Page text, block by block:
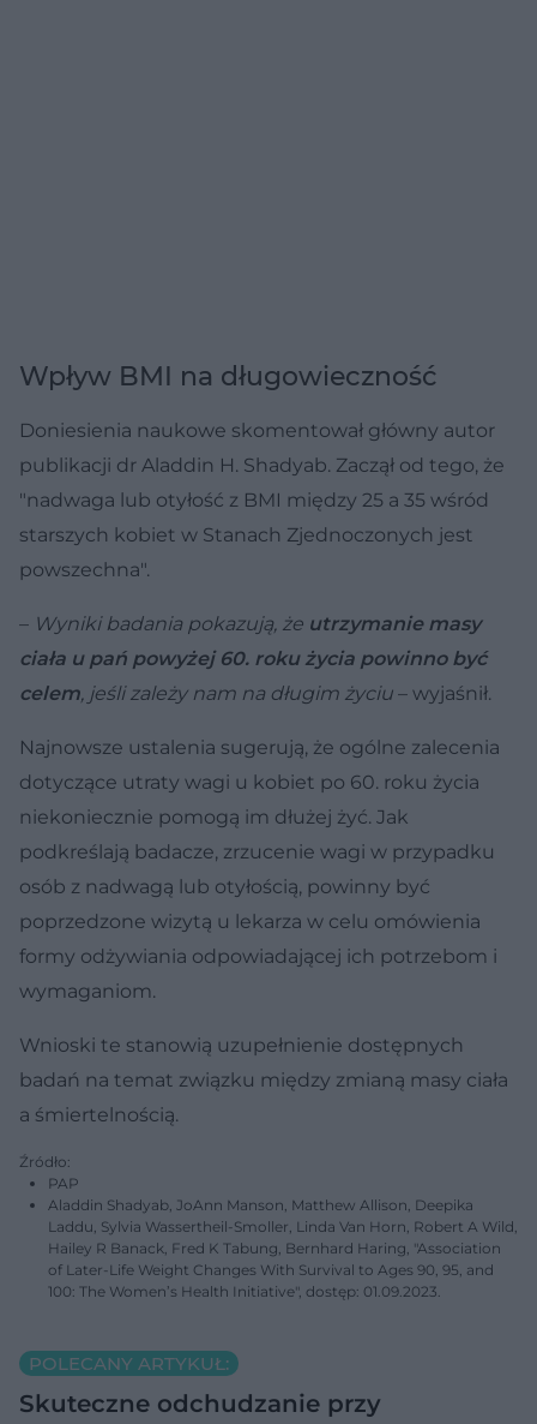
Wpływ BMI na długowieczność
Doniesienia naukowe skomentował główny autor
publikacji dr Aladdin H. Shadyab. Zaczął od tego, że
"nadwaga lub otyłość z BMI między 25 a 35 wśród
starszych kobiet w Stanach Zjednoczonych jest
powszechna".
– Wyniki badania pokazują, że utrzymanie masy
ciała u pań powyżej 60. roku życia powinno być
celem , jeśli zależy nam na długim życiu – wyjaśnił.
Najnowsze ustalenia sugerują, że ogólne zalecenia
dotyczące utraty wagi u kobiet po 60. roku życia
niekoniecznie pomogą im dłużej żyć. Jak
podkreślają badacze, zrzucenie wagi w przypadku
osób z nadwagą lub otyłością, powinny być
poprzedzone wizytą u lekarza w celu omówienia
formy odżywiania odpowiadającej ich potrzebom i
wymaganiom.
Wnioski te stanowią uzupełnienie dostępnych
badań na temat związku między zmianą masy ciała
a śmiertelnością.
Źródło:
PAP
Aladdin Shadyab, JoAnn Manson, Matthew Allison, Deepika
Laddu, Sylvia Wassertheil-Smoller, Linda Van Horn, Robert A Wild,
Hailey R Banack, Fred K Tabung, Bernhard Haring, "Association
of Later-Life Weight Changes With Survival to Ages 90, 95, and
100: The Women’s Health Initiative", dostęp: 01.09.2023.
POLECANY ARTYKUŁ:
Skuteczne odchudzanie przy